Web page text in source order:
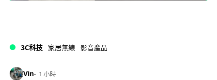
3C科技 家居無線 影音產品
Vin 1 小時